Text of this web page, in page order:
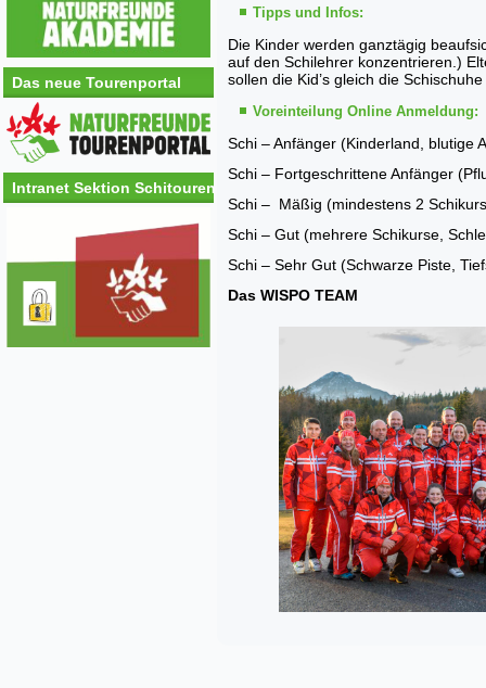
Das neue Tourenportal
Intranet Sektion Schitouren
Tipps und Infos:
Die Kinder werden ganztägig
auf den Schilehrer konzentrieren.)
sollen die Kid’s gleich die
Voreinteilung Online Anmeldung:
Schi – Anfänger (Kinderland, blutige
Schi – Fortgeschrittene Anfänger
Schi – Mäßig (mindestens 2
Schi – Gut (mehrere Schikurse,
Schi – Sehr Gut (Schwarze Piste,
Das WISPO TEAM